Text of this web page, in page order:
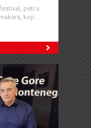
peti u
koji...